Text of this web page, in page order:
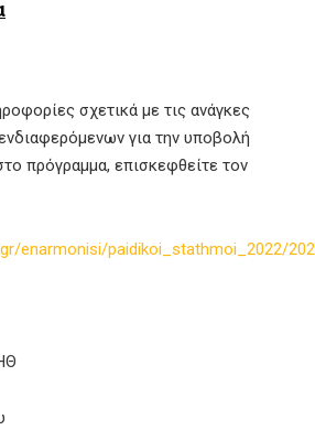
σχετικά με τις ανάγκες
για την υποβολή
πρόγραμμα, επισκεφθείτε τον
enarmonisi/paidikoi_stathmoi_2022/